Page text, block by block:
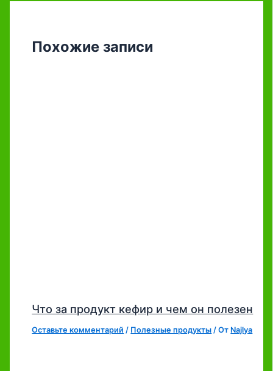
Похожие записи
Что за продукт кефир и чем он полезен
Оставьте комментарий / Полезные продукты / От Najlya